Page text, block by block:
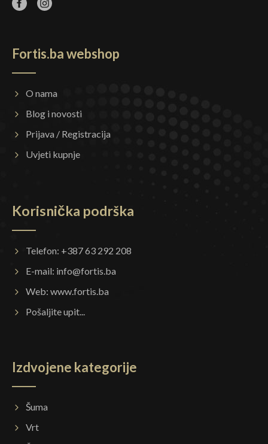
Fortis.ba webshop
O nama
Blog i novosti
Prijava / Registracija
Uvjeti kupnje
Korisnička podrška
Telefon: +387 63 292 208
E-mail: info@fortis.ba
Web: www.fortis.ba
Pošaljite upit...
Izdvojene kategorije
Šuma
Vrt